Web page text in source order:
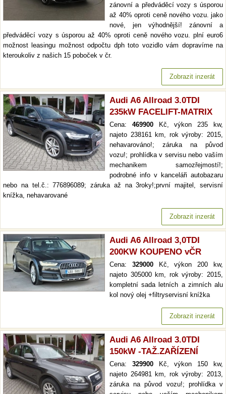
zánovní a předváděcí vozy s úsporou
až 40% oproti ceně nového vozu. jako
nové, jen výhodnější! zánovní a
předváděcí vozy s úsporou až 40% oproti ceně nového vozu. plní euro6
možnost leasingu možnost odpočtu dph toto vozidlo vám dopravíme na
kteroukoliv z našich 15 poboček v čr.
Zobrazit inzerát
Audi A6 Allroad 3.0TDI
235kW FACELIFT-MATRIX
Cena: 469900Kč, výkon 235 kw,
najeto 238161 km, rok výroby: 2015,
nehavarováno!; záruka na původ
vozu!; prohlídka v servisu nebo vaším
mechanikem samozřejmostí!;
podrobné info v kanceláři autobazaru
nebo na tel.č.: 776896089; záruka až na 3roky!;první majitel, servisní
knížka, nehavarované
Zobrazit inzerát
Audi A6 Allroad 3,0TDI
200KW KOUPENO vČR
Cena: 329000Kč, výkon 200 kw,
najeto 305000 km, rok výroby: 2015,
kompletní sada letních a zimních alu
kol nový olej +filtryservisní knížka
Zobrazit inzerát
Audi A6 Allroad 3.0TDI
150kW -TAŽ.ZAŘÍZENÍ
Cena: 329900Kč, výkon 150 kw,
najeto 264981 km, rok výroby: 2013,
záruka na původ vozu!; prohlídka v